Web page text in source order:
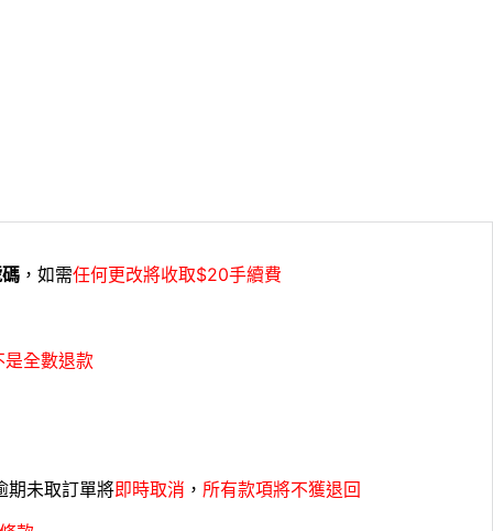
，如需任何更改將收取$20手續費
是全數退款
期未取訂單將即時取消 ， 所有款項將不獲退回